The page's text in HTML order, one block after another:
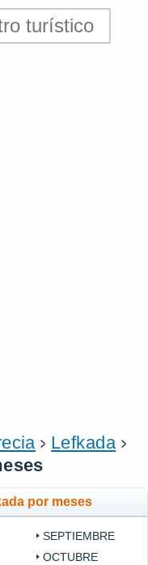
Lefkada
por meses
SEPTIEMBRE
OCTUBRE